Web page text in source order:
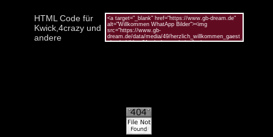
HTML Code für
Kwick,4crazy und
andere